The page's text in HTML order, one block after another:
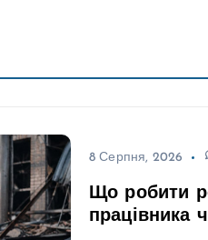
8 Серпня, 2026
Що робити
працівника